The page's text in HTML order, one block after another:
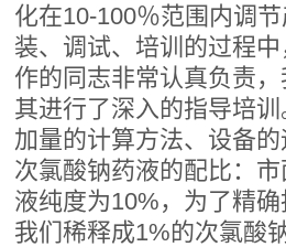
化在10-100％范围内调
装、调试、培训的过程
作的同志非常认真负责
其进行了深入的指导培
加量的计算方法、设备的
次氯酸钠药液的配比：
液纯度为10%， 为了精确
我们稀释成1%的次氯酸